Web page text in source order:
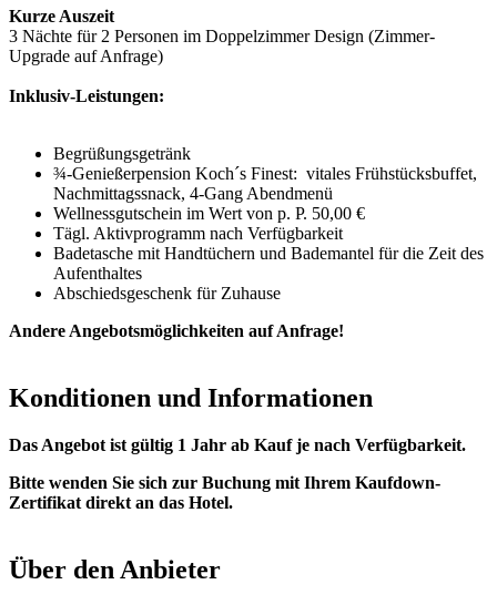
Kurze Auszeit
3 Nächte für 2 Personen im Doppelzimmer Design (Zimmer-
Upgrade auf Anfrage)
Inklusiv-Leistungen:
Begrüßungsgetränk
¾-Genießerpension Koch´s Finest: vitales Frühstücksbuffet,
Nachmittagssnack, 4-Gang Abendmenü
Wellnessgutschein im Wert von p. P. 50,00 €
Tägl. Aktivprogramm nach Verfügbarkeit
Badetasche mit Handtüchern und Bademantel für die Zeit des
Aufenthaltes
Abschiedsgeschenk für Zuhause
Andere Angebotsmöglichkeiten auf Anfrage!
Konditionen und Informationen
Das Angebot ist gültig 1 Jahr ab Kauf je nach Verfügbarkeit.
Bitte wenden Sie sich zur Buchung mit Ihrem Kaufdown-
Zertifikat direkt an das Hotel.
Über den Anbieter